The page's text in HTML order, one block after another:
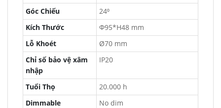
Góc Chiếu
24⁰
Kích Thước
Φ95*H48 mm
Lỗ Khoét
Ø70 mm
Chỉ số bảo vệ xâm
nhập
IP20
Tuổi Thọ
20.000 h
Dimmable
No dim